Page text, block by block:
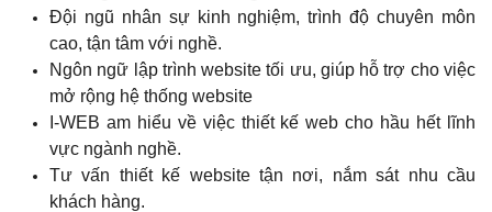
Đội ngũ nhân sự kinh nghiệm, trình độ chuyên môn
cao, tận tâm với nghề.
Ngôn ngữ lập trình website tối ưu, giúp hỗ trợ cho việc
mở rộng hệ thống website
I-WEB am hiểu về việc thiết kế web cho hầu hết lĩnh
vực ngành nghề.
Tư vấn thiết kế website tận nơi, nắm sát nhu cầu
khách hàng.